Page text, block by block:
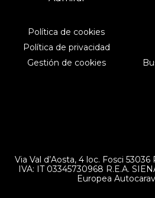
Política de cookies
Política de privacidad
Gestión de cookies
Via Val d’Aosta, 4 loc. Fosci
IVA: IT 03345730968 R.E.A.
Europea